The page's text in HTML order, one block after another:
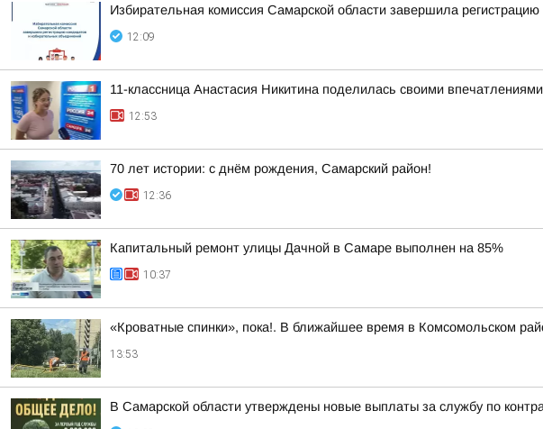
Избирательная комиссия Самарской области завершила
12:09
11-классница Анастасия Никитина поделилась своими
12:53
70 лет истории: с днём рождения, Самарский район!
12:36
Капитальный ремонт улицы Дачной в Самаре выполнен на 85%
10:37
«Кроватные спинки», пока!. В ближайшее время в Комсомольском
13:53
В Самарской области утверждены новые выплаты за службу по